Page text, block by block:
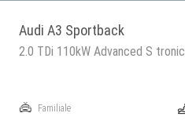
Audi A3 Sportback
2.0 TDi 110kW Advanced S tronic
Familiale